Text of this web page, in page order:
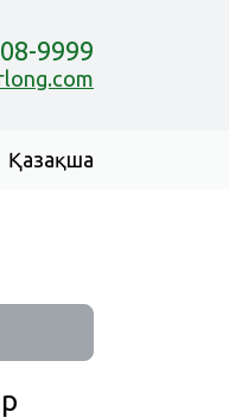
9999
Қазақша